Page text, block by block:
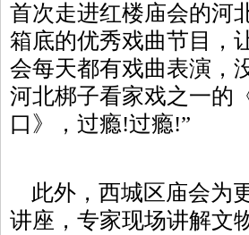
首次走进红楼庙会的河
箱底的优秀戏曲节目，
会每天都有戏曲表演，
河北梆子看家戏之一的
口》，过瘾!过瘾!”
此外，西城区庙会为
讲座，专家现场讲解文